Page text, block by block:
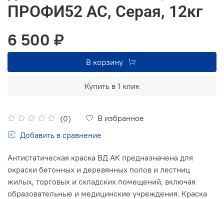
ПРОФИ52 АС, Серая, 12кг
(0)
В избранное
Добавить в сравнение
6 500 ₽
В корзину
Купить в 1 клик
Антистатическая краска ВД АК предназначена для
окраски бетонных и деревянных полов и лестниц
жилых, торговых и складских помещений, включая
образовательные и медицинские учреждения. Краска